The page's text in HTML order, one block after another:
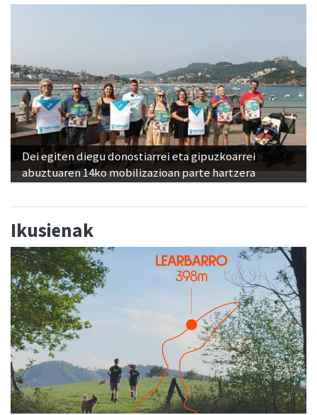
Dei egiten diegu donostiarrei eta gipuzkoarrei
abuztuaren 14ko mobilizazioan parte hartzera
Ikusienak